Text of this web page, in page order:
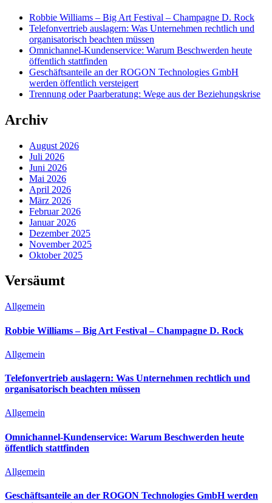
Robbie Williams – Big Art Festival – Champagne D. Rock
Telefonvertrieb auslagern: Was Unternehmen rechtlich und
organisatorisch beachten müssen
Omnichannel-Kundenservice: Warum Beschwerden heute
öffentlich stattfinden
Geschäftsanteile an der ROGON Technologies GmbH
werden öffentlich versteigert
Trennung oder Paarberatung: Wege aus der Beziehungskrise
Archiv
August 2026
Juli 2026
Juni 2026
Mai 2026
April 2026
März 2026
Februar 2026
Januar 2026
Dezember 2025
November 2025
Oktober 2025
Versäumt
Allgemein
Robbie Williams – Big Art Festival – Champagne D. Rock
Allgemein
Telefonvertrieb auslagern: Was Unternehmen rechtlich und
organisatorisch beachten müssen
Allgemein
Omnichannel-Kundenservice: Warum Beschwerden heute
öffentlich stattfinden
Allgemein
Geschäftsanteile an der ROGON Technologies GmbH werden